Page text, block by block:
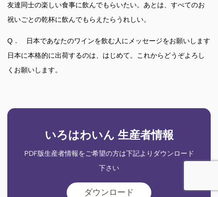
友達同士の楽しい食事に飲んでもらいたい。あとは、すべてのお
祝いごとの乾杯に飲んでもらえたらうれしい。
Q． 日本であなたのワインを飲む人にメッセージをお願いします
日本に本格的に出荷するのは、はじめて。これからどうぞよろし
くお願いします。
いろはわいん 生産者情報
PDF版生産者情報をご希望の方は下記よりダウンロード
下さい
ダウンロード